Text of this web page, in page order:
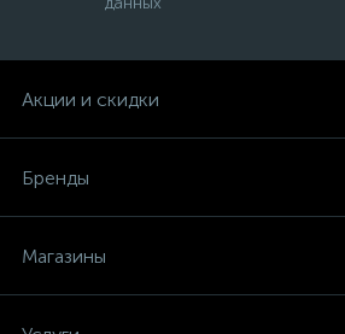
Акции и скидки
Бренды
Магазины